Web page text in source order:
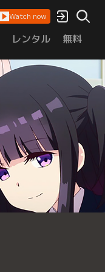
Watch now
レンタル 無料